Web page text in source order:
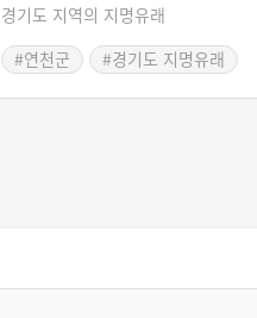
있어 고종과 순종황제의 죽음을 애통
도중단지점이 있어 애타게 북녘을
달리고 싶어 하는 곳이다.
경기도 지역의 지명유래
#연천군
#경기도 지명유래